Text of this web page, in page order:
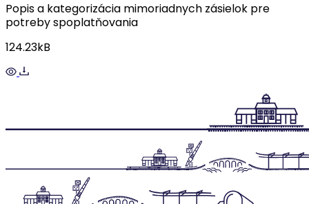
Popis a kategorizácia mimoriadnych zásielok pre
potreby spoplatňovania
124.23kB